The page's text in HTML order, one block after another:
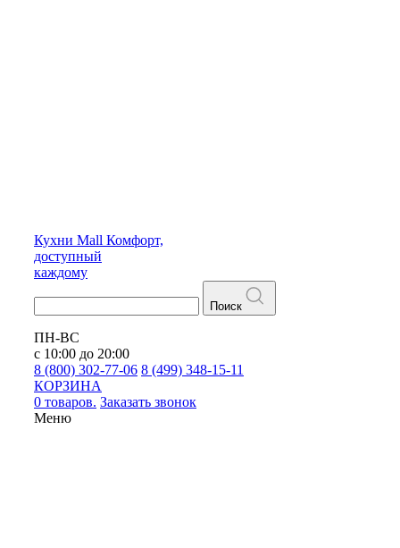
Кухни Mall Комфорт,
доступный
каждому
Поиск
ПН-ВС
с 10:00 до 20:00
8 (800) 302-77-06 8 (499) 348-15-11
КОРЗИНА
0 товаров. Заказать звонок
Меню